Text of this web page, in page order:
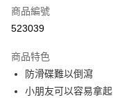
Apple Pay
AlipayHK
PayMe
商品編號
523039
商品特色
防滑碟難以倒瀉
小朋友可以容易拿起